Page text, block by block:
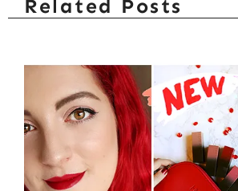
Related Posts